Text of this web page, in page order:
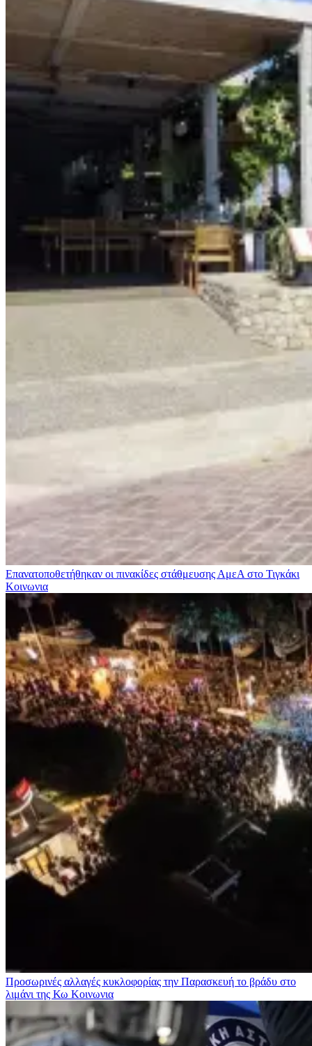
Επανατοποθετήθηκαν οι πινακίδες στάθμευσης ΑμεΑ στο Τιγκάκι
Κοινωνια
Προσωρινές αλλαγές κυκλοφορίας την Παρασκευή το βράδυ στο
λιμάνι της Κω Κοινωνια